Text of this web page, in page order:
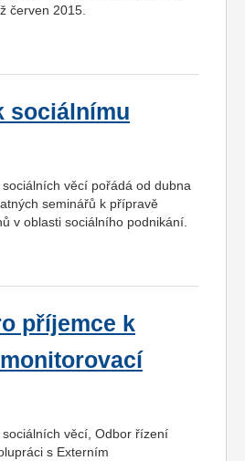
červen 2015.
sociálnímu
věcí pořádá od dubna
seminářů k přípravě
v oblasti sociálního podnikání.
příjemce k
věcí, Odbor řízení
s Externím